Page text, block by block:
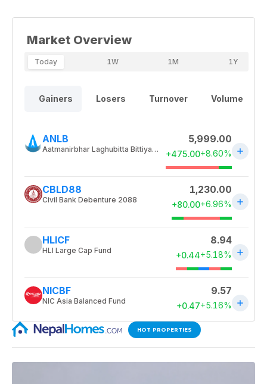
HOT PROPERTIES